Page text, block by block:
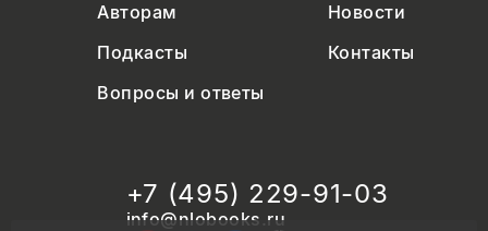
Авторам
Новости
Подкасты
Контакты
Вопросы и ответы
+7 (495) 229-91-03
info@nlobooks.ru